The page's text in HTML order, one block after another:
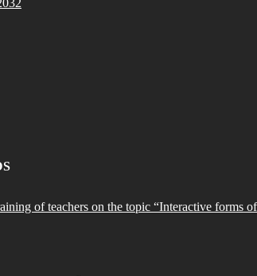
of teachers on the topic “Interactive forms